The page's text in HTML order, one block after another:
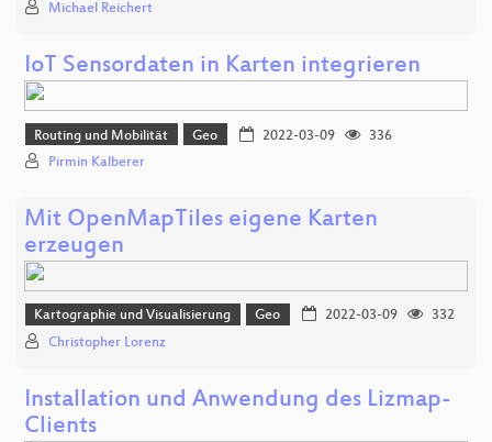
Michael Reichert
IoT Sensordaten in Karten integrieren
Routing und Mobilität Geo 2022-03-09
336
Pirmin Kalberer
Mit OpenMapTiles eigene Karten
erzeugen
Kartographie und Visualisierung Geo 2022-03-09
332
Christopher Lorenz
Installation und Anwendung des Lizmap-
Clients